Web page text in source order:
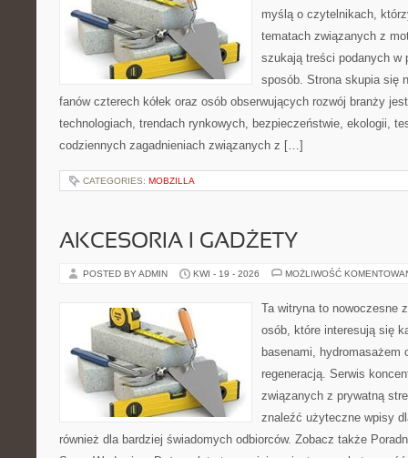
myślą o czytelnikach,
tematach związanych z
szukają treści podanych w
sposób. Strona skupia się
fanów czterech kółek oraz osób obserwujących rozwój branży
technologiach, trendach rynkowych, bezpieczeństwie, ekologii,
codziennych zagadnieniach związanych z […]
CATEGORIES: MOBZILLA
AKCESORIA I GADŻETY
POSTED BY ADMIN KWI - 19 - 2026 MOŻLIWOŚĆ
Ta witryna to nowoczesne
osób, które interesują się
basenami, hydromasażem
regeneracją. Serwis
związanych z prywatną
znaleźć użyteczne wpisy
również dla bardziej świadomych odbiorców. Zobacz także